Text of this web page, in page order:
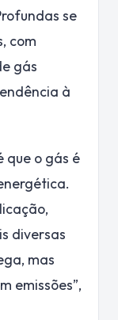
se
com
gás
à
que o gás é
diversas
mas
emissões”,